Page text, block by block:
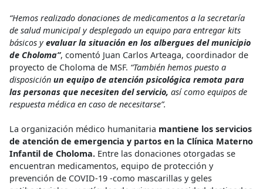
“Hemos realizado donaciones de medicamentos a la secretaría
de salud municipal y desplegado un equipo para entregar kits
básicos yevaluar la situación en los albergues del municipio
de Choloma”, comentó Juan Carlos Arteaga, coordinador de
proyecto de Choloma de MSF. “También hemos puesto a
disposición un equipo de atención psicológica remota para
las personas que necesiten del servicio, así como equipos de
respuesta médica en caso de necesitarse”.
La organización médico humanitaria mantiene los servicios
de atención de emergencia y partos en la Clínica Materno
Infantil de Choloma. Entre las donaciones otorgadas se
encuentran medicamentos, equipo de protección y
prevención de COVID-19 -como mascarillas y geles